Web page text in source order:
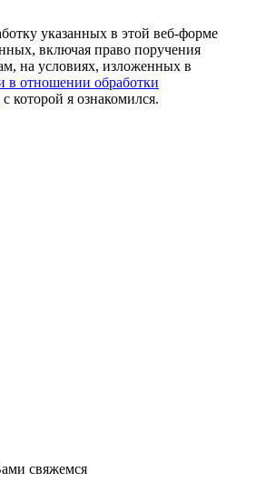
указанных в этой веб-форме
включая право поручения
на условиях, изложенных в
в отношении обработки
с которой я ознакомился.
свяжемся